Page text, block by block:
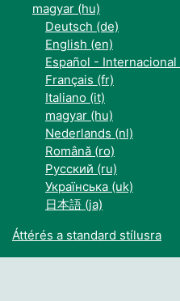
magyar ‎(hu)‎
Deutsch ‎(de)‎
English ‎(en)‎
Español - Internacional
Français ‎(fr)‎
Italiano ‎(it)‎
magyar ‎(hu)‎
Nederlands ‎(nl)‎
Română ‎(ro)‎
Русский ‎(ru)‎
Українська ‎(uk)‎
日本語 ‎(ja)‎
Áttérés a standard stílusra